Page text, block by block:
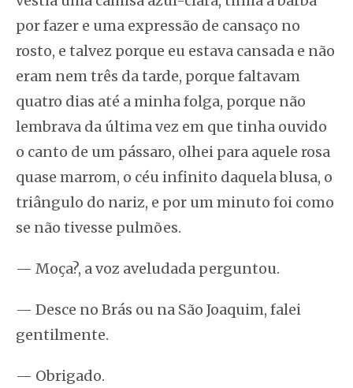
por fazer e uma expressão de cansaço no
rosto, e talvez porque eu estava cansada e não
eram nem três da tarde, porque faltavam
quatro dias até a minha folga, porque não
lembrava da última vez em que tinha ouvido
o canto de um pássaro, olhei para aquele rosa
quase marrom, o céu infinito daquela blusa, o
triângulo do nariz, e por um minuto foi como
se não tivesse pulmões.
— Moça?, a voz aveludada perguntou.
— Desce no Brás ou na São Joaquim, falei
gentilmente.
— Obrigado.